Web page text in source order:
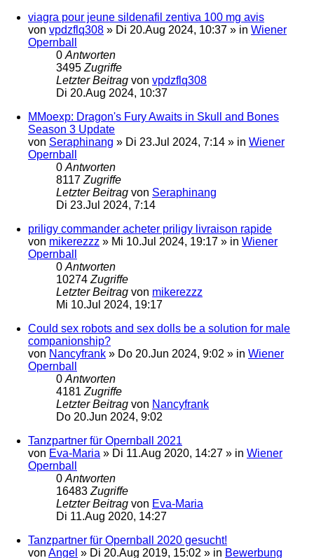
viagra pour jeune sildenafil zentiva 100 mg avis
von vpdzflq308 » Di 20.Aug 2024, 10:37 » in Wiener
Opernball
0 Antworten
3495 Zugriffe
Letzter Beitrag von vpdzflq308
Di 20.Aug 2024, 10:37
MMoexp: Dragon's Fury Awaits in Skull and Bones
Season 3 Update
von Seraphinang » Di 23.Jul 2024, 7:14 » in Wiener
Opernball
0 Antworten
8117 Zugriffe
Letzter Beitrag von Seraphinang
Di 23.Jul 2024, 7:14
priligy commander acheter priligy livraison rapide
von mikerezzz » Mi 10.Jul 2024, 19:17 » in Wiener
Opernball
0 Antworten
10274 Zugriffe
Letzter Beitrag von mikerezzz
Mi 10.Jul 2024, 19:17
Could sex robots and sex dolls be a solution for male
companionship?
von Nancyfrank » Do 20.Jun 2024, 9:02 » in Wiener
Opernball
0 Antworten
4181 Zugriffe
Letzter Beitrag von Nancyfrank
Do 20.Jun 2024, 9:02
Tanzpartner für Opernball 2021
von Eva-Maria » Di 11.Aug 2020, 14:27 » in Wiener
Opernball
0 Antworten
16483 Zugriffe
Letzter Beitrag von Eva-Maria
Di 11.Aug 2020, 14:27
Tanzpartner für Opernball 2020 gesucht!
von Angel » Di 20.Aug 2019, 15:02 » in Bewerbung